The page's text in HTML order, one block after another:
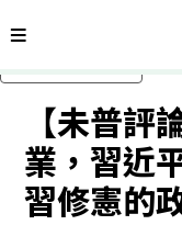
內容分類
【未普評
業，習近
習修憲的